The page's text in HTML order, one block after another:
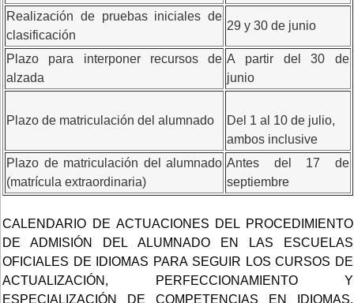
Realización de pruebas iniciales de
clasificación
29 y 30 de junio
Plazo para interponer recursos de
alzada
A partir del 30 de
junio
Plazo de matriculación del alumnado
Del 1 al 10 de julio,
ambos inclusive
Plazo de matriculación del alumnado
(matrícula extraordinaria)
Antes del 17 de
septiembre
CALENDARIO DE ACTUACIONES DEL PROCEDIMIENTO
DE ADMISIÓN DEL ALUMNADO EN LAS ESCUELAS
OFICIALES DE IDIOMAS PARA SEGUIR LOS CURSOS DE
ACTUALIZACIÓN, PERFECCIONAMIENTO Y
ESPECIALIZACIÓN DE COMPETENCIAS EN IDIOMAS,